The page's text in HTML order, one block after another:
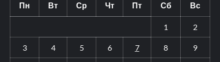
Пн Вт Ср Чт Пт Сб Вс
1 2
3 4 5 6 7 8 9